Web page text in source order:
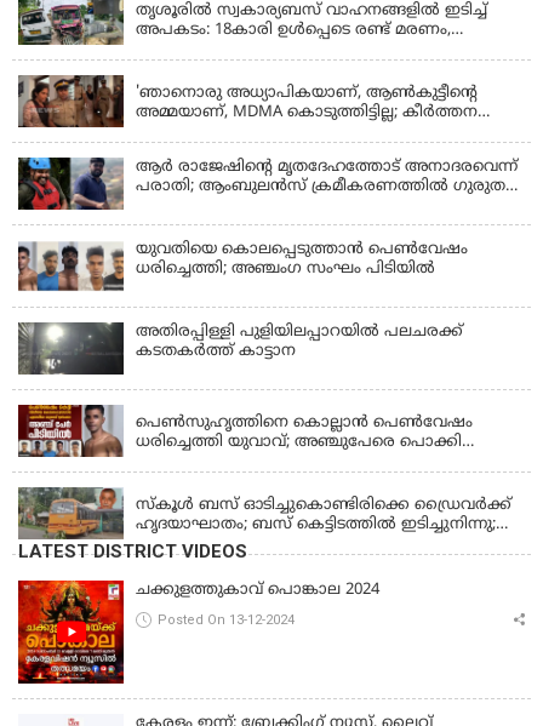
തൃശൂരിൽ സ്വകാര്യബസ് വാഹനങ്ങളില്‍ ഇടിച്ച്
അപകടം: 18കാരി ഉൾപ്പെടെ രണ്ട് മരണം,
'ഞാനൊരു അധ്യാപികയാണ്, ആണ്‍കുട്ടീന്റെ
അമ്മയാണ്‌, MDMA കൊടുത്തിട്ടില്ല; കീർത്തന
ആര്‍ രാജേഷിന്റെ മൃതദേഹത്തോട് അനാദരവെന്ന്
പരാതി; ആംബുലന്‍സ് ക്രമീകരണത്തില്‍ ഗുരുതര
ഫ്രീസര്‍ സംവിധാനം ഇല്ലാതെയെന്നും ആരോപണം
യുവതിയെ കൊലപ്പെടുത്താൻ പെൺവേഷം
ധരിച്ചെത്തി; അഞ്ചംഗ സംഘം പിടിയിൽ
അതിരപ്പിള്ളി പുളിയിലപ്പാറയിൽ പലചരക്ക്
കടതകർത്ത് കാട്ടാന
പെണ്‍സുഹൃത്തിനെ കൊല്ലാന്‍ പെണ്‍വേഷം
ധരിച്ചെത്തി യുവാവ്; അഞ്ചുപേരെ പൊക്കി
സ്കൂൾ ബസ് ഓടിച്ചുകൊണ്ടിരിക്കെ ഡ്രൈവർക്ക്
ഹൃദയാഘാതം; ബസ് കെട്ടിടത്തിൽ ഇടിച്ചുനിന്നു;
ഡ്രൈവർ മരിച്ചു, രണ്ട് കുട്ടികൾക്ക് പരിക്ക്
LATEST DISTRICT VIDEOS
ചക്കുളത്തുകാവ് പൊങ്കാല 2024
Posted On 13-12-2024